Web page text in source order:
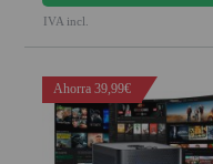
IVA incl.
Ahorra 39,99€